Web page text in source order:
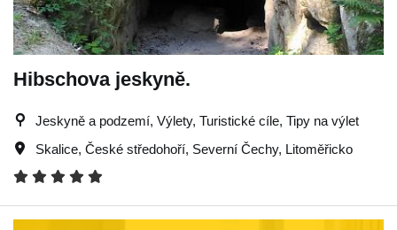
Hibschova jeskyně.
Jeskyně a podzemí, Výlety, Turistické cíle, Tipy na výlet
Skalice, České středohoří, Severní Čechy, Litoměřicko